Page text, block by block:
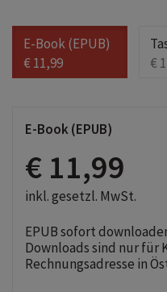
E-Book (EPUB)
€ 11,99
€
E-Book (EPUB)
€ 11,99
inkl. gesetzl. MwSt.
EPUB sofort
Downloads sind nur für
Rechnungsadresse in